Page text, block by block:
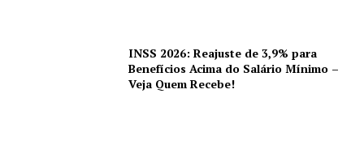
INSS 2026: Reajuste de 3,9% para
Benefícios Acima do Salário Mínimo –
Veja Quem Recebe!